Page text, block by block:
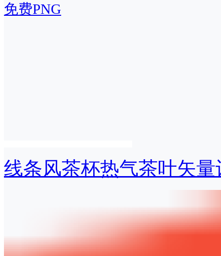
免费PNG
线条风茶杯热气茶叶矢